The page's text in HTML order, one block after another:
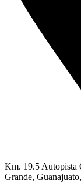
Km. 19.5 Autopista
Grande,